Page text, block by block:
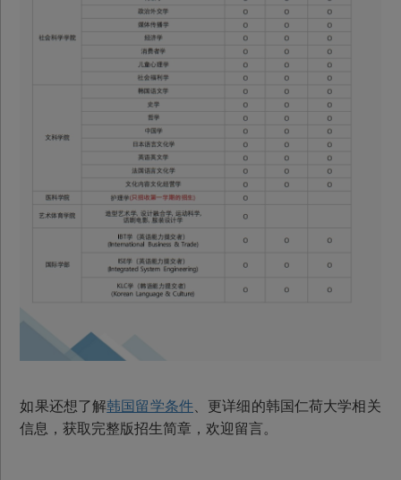
如果还想了解韩国留学条件 、更详细的韩国仁荷大学相关
信息，获取完整版招生简章，欢迎留言。